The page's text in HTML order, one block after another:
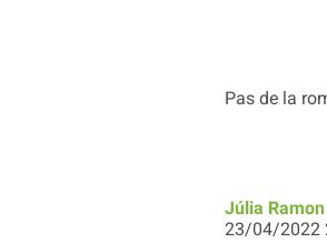
Pas de la
Júlia Ramon
23/04/2022